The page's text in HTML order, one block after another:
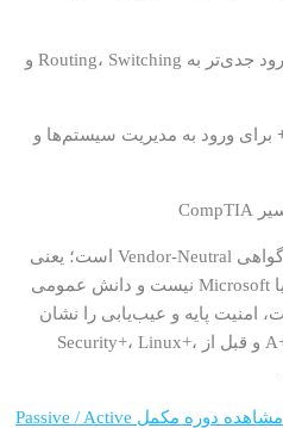
برای ورود جدی‌تر به Routing، Switching و
برای ورود به مدیریت سیستم‌ها و
یک گواهی Vendor-Neutral است؛ یعنی
وابسته به برند خاصی مثل Cisco یا Microsoft نیست و دانش عمومی
امنیت پایه و عیب‌یابی را نشان
می‌دهد. این مدرک معمولاً بعد از +A و قبل از Security+، Linux+،
مشاهده دوره مکمل Passive / Active